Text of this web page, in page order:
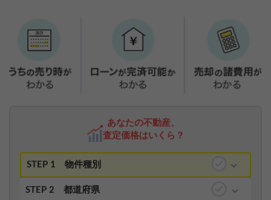
あなたの不動産、
査定価格はいくら？
STEP 1 物件種別
STEP 2 都道府県